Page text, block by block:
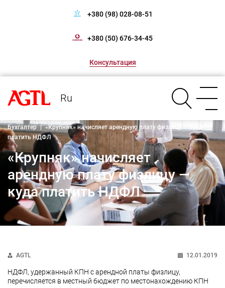
+380 (98) 028-08-51
+380 (50) 676-34-45
Консультация
Ru
Бухгалтер | «Крупняк» начисляет арендную плату физлицу — куда
платить НДФЛ
«Крупняк» начисляет
арендную плату физлицу —
куда платить НДФЛ
AGTL 12.01.2019
НДФЛ, удержанный КПН с арендной платы физлицу,
перечисляется в местный бюджет по местонахождению КПН